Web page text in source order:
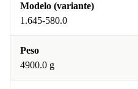
Modelo (variante)
1.645-580.0
Peso
4900.0 g